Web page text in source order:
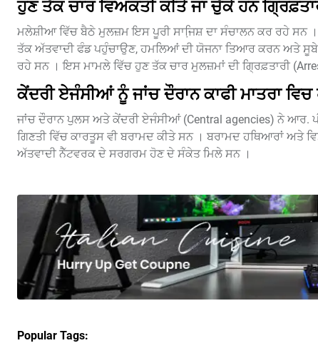
ਹੁਣ ਤੱਕ ਚਾਰ ਵਿਅਕਤੀ ਕੀਤੇ ਜਾ ਚੁੱਕੇ ਹਨ
ਮਲੇਸ਼ੀਆ ਵਿੱਚ ਬੈਠੇ ਮੁਲਜ਼ਮ ਇਸ ਪੂਰੀ ਸਾਜਿ਼ਸ਼ ਦਾ ਸੰਚਾਲਨ ਕਰ ਰਹੇ ਸਨ
ਤੱਕ ਅੱਤਵਾਦੀ ਫੰਡ ਪਹੁੰਚਾਉਣ, ਹਮਲਿਆਂ ਦੀ ਯੋਜਨਾ ਤਿਆਰ ਕਰਨ ਅਤੇ ਸੂਬੇ
ਰਹੇ ਸਨ । ਇਸ ਮਾਮਲੇ ਵਿੱਚ ਹੁਣ ਤੱਕ ਚਾਰ ਮੁਲਜ਼ਮਾਂ ਦੀ ਗ੍ਰਿਫ਼ਤਾਰੀ
ਕੇਂਦਰੀ ਏਜੰਸੀਆਂ ਨੂੰ ਜਾਂਚ ਦੌਰਾਨ ਕਾਫੀ ਮਾਤਰਾ
ਜਾਂਚ ਦੌਰਾਨ ਪੁਲਸ ਅਤੇ ਕੇਂਦਰੀ ਏਜੰਸੀਆਂ (Central agencies) ਨੇ
ਗਿਣਤੀ ਵਿੱਚ ਕਾਰਤੂਸ ਵੀ ਬਰਾਮਦ ਕੀਤੇ ਸਨ । ਬਰਾਮਦ ਹਥਿਆਰਾਂ ਅਤੇ
ਅੱਤਵਾਦੀ ਨੈੱਟਵਰਕ ਦੇ ਸਰਗਰਮ ਹੋਣ ਦੇ ਸੰਕੇਤ ਮਿਲੇ ਸਨ ।
Popular Tags: